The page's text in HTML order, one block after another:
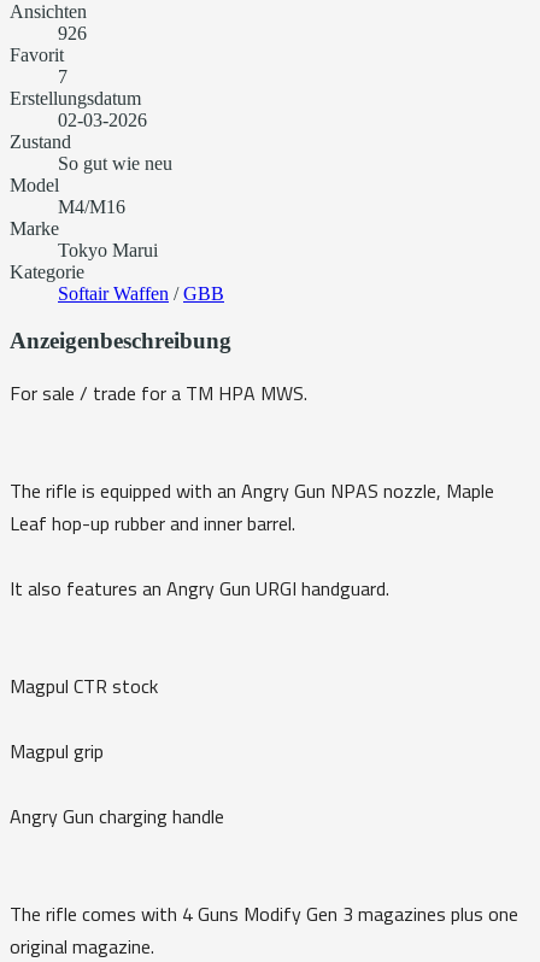
Ansichten
926
Favorit
7
Erstellungsdatum
02-03-2026
Zustand
So gut wie neu
Model
M4/M16
Marke
Tokyo Marui
Kategorie
Softair Waffen /GBB
Anzeigenbeschreibung
For sale / trade for a TM HPA MWS.
The rifle is equipped with an Angry Gun NPAS nozzle, Maple
Leaf hop-up rubber and inner barrel.
It also features an Angry Gun URGI handguard.
Magpul CTR stock
Magpul grip
Angry Gun charging handle
The rifle comes with 4 Guns Modify Gen 3 magazines plus one
original magazine.